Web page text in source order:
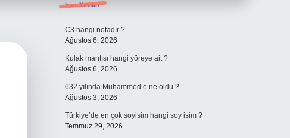
Sidebar
Son Yazılar
C3 hangi notadır ?
Ağustos 6, 2026
Kulak mantısı hangi yöreye ait ?
Ağustos 6, 2026
632 yılında Muhammed’e ne oldu ?
Ağustos 3, 2026
Türkiye’de en çok soyisim hangi soy isim ?
Temmuz 29, 2026